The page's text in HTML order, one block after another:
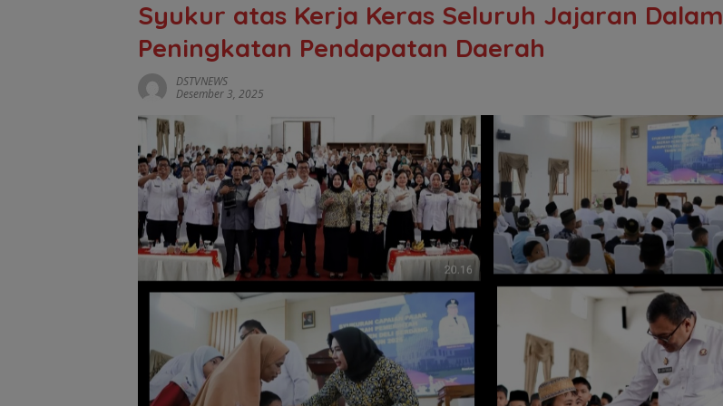
Syukur atas Kerja Keras Seluruh Jajaran Dalam
Peningkatan Pendapatan Daerah
DSTVNEWS
Desember 3, 2025